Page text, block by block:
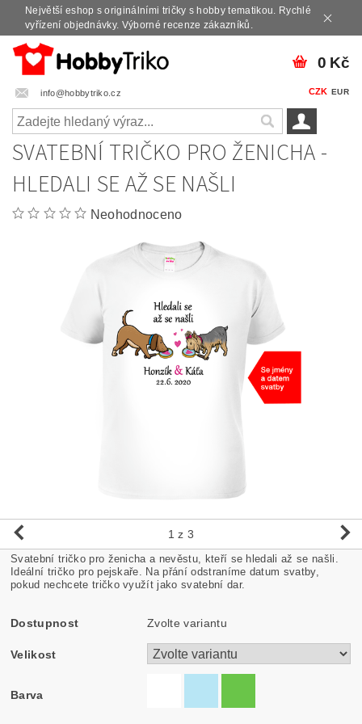
Největší eshop s originálními tričky s hobby tematikou. Rychlé
vyřízení objednávky. Výborné recenze zákazníků.
info@hobbytriko.cz CZK EUR
0 Kč
SVATEBNÍ TRIČKO PRO ŽENICHA -
HLEDALI SE AŽ SE NAŠLI
Neohodnoceno
1 z 3
Svatební tričko pro ženicha a nevěstu, kteří se hledali až se našli.
Ideální tričko pro pejskaře. Na přání odstraníme datum svatby,
pokud nechcete tričko využít jako svatební dar.
Dostupnost Zvolte variantu
Velikost
Barva